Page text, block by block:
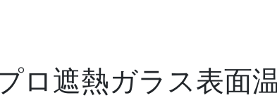
ロ遮熱ガラス表面温